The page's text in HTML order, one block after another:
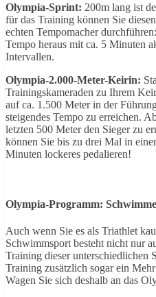
Olympia-Sprint: 200m lang ist
für das Training können Sie
echten Tempomacher
Tempo heraus mit ca. 5 Minuten
Intervallen.
Olympia-2.000-Meter-Keirin:
Trainingskameraden zu Ihrem
auf ca. 1.500 Meter in der
steigendes Tempo zu erreichen.
letzten 500 Meter den Sieger zu
können Sie bis zu drei Mal in
Minuten lockeres pedalieren!
Olympia-Programm:
Auch wenn Sie es als Triathlet
Schwimmsport besteht nicht nur
Training dieser unterschiedlichen
Training zusätzlich sogar ein
Wagen Sie sich deshalb an das